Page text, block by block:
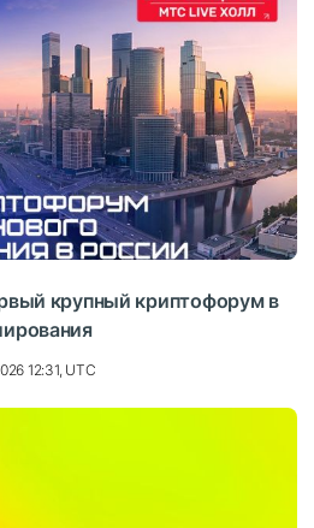
крупный криптофорум в
12:31, UTC